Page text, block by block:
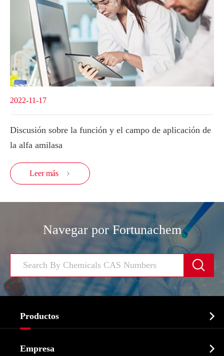
2022-11-17
Discusión sobre la función y el campo de aplicación de
la alfa amilasa
Leer más 
Navegar por Fortunachem

Productos 
Empresa 